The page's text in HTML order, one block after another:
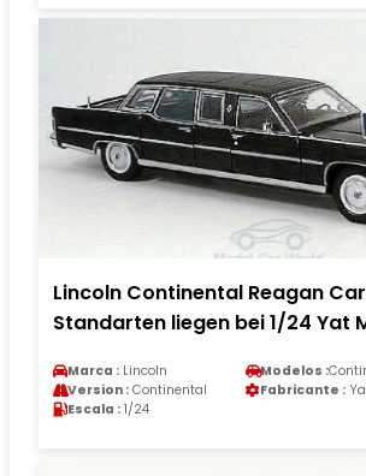
Lincoln Continental Reagan Car
Standarten liegen bei 1/24 Yat
Marca : Lincoln Modelos :
Version : Continental Fabricante :
Escala : 1/24